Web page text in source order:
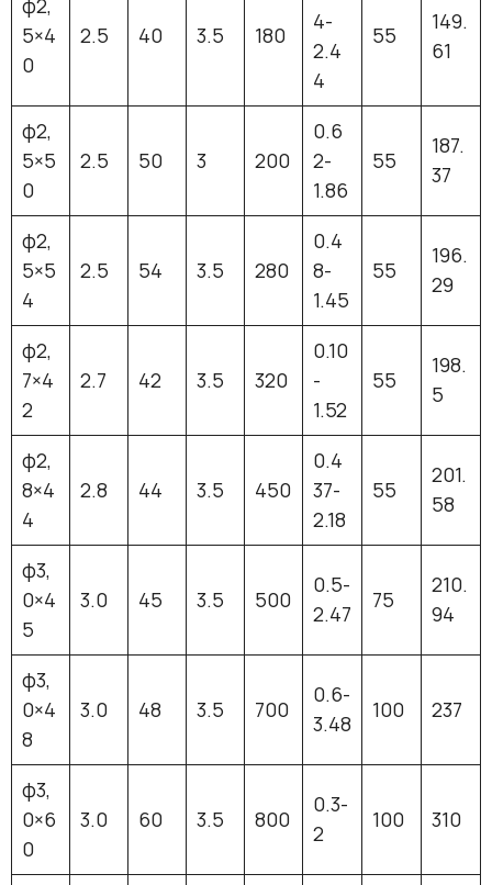
φ2,
5×4
0
2.5 40 3.5 180
4-
2.4
4
55
149.
61
φ2,
5×5
0
2.5 50 3 200
0.6
2-
1.86
55
187.
37
φ2,
5×5
4
2.5 54 3.5 280
0.4
8-
1.45
55
196.
29
φ2,
7×4
2
2.7 42 3.5 320
0.10
-
1.52
55
198.
5
φ2,
8×4
4
2.8 44 3.5 450
0.4
37-
2.18
55
201.
58
φ3,
0×4
5
3.0 45 3.5 500
0.5-
2.47
75
210.
94
φ3,
0×4
8
3.0 48 3.5 700
0.6-
3.48
100 237
φ3,
0×6
0
3.0 60 3.5 800
0.3-
2
100 310